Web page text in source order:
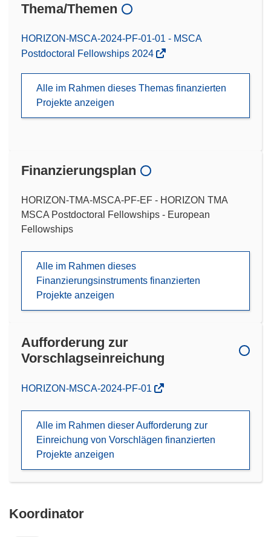
Thema/Themen
HORIZON-MSCA-2024-PF-01-01 - MSCA
Postdoctoral Fellowships 2024
Alle im Rahmen dieses Themas finanzierten
Projekte anzeigen
Finanzierungsplan
HORIZON-TMA-MSCA-PF-EF - HORIZON TMA
MSCA Postdoctoral Fellowships - European
Fellowships
Alle im Rahmen dieses
Finanzierungsinstruments finanzierten
Projekte anzeigen
Aufforderung zur
Vorschlagseinreichung
(öffnet
Fenster)
HORIZON-MSCA-2024-PF-01
Alle im Rahmen dieser Aufforderung zur
Einreichung von Vorschlägen finanzierten
Projekte anzeigen
Koordinator